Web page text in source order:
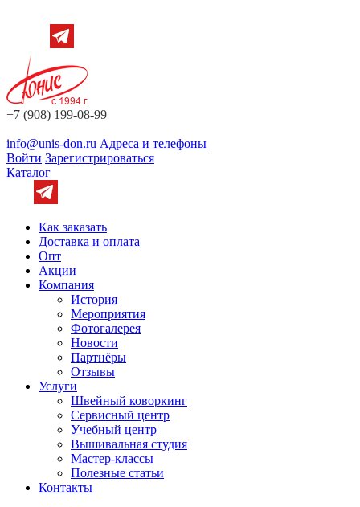
+7 (908) 199-08-99
info@unis-don.ru Адреса и телефоны
Войти Зарегистрироваться
Каталог
Как заказать
Доставка и оплата
Опт
Акции
Компания
История
Мероприятия
Фотогалерея
Новости
Партнёры
Отзывы
Услуги
Швейный коворкинг
Сервисный центр
Учебный центр
Вышивальная студия
Мастер-классы
Полезные статьи
Контакты